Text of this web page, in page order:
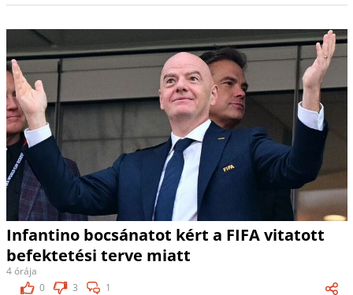
Infantino bocsánatot kért a FIFA vitatott
befektetési terve miatt
4 órája
0
3 1